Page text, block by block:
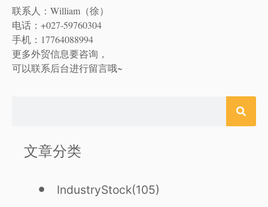
联系人：William（徐）
电话：+027-59760304
手机：17764088994
更多外贸信息要咨询，
可以联系后台进行留言哦~
文章分类
IndustryStock(105)